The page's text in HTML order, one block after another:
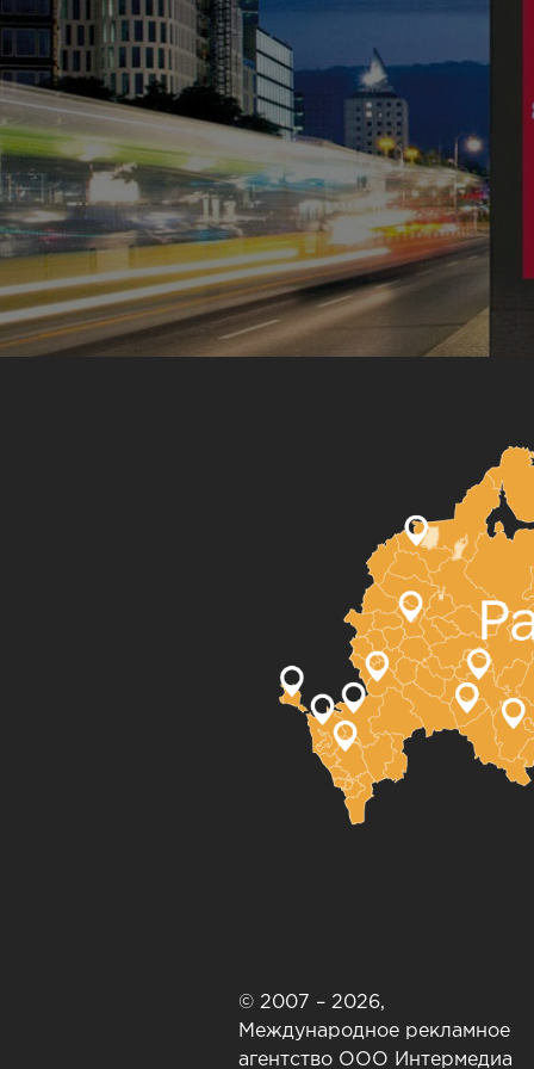
© 2007 – 2026,
Международное рекламное
агентство ООО Интермедиа